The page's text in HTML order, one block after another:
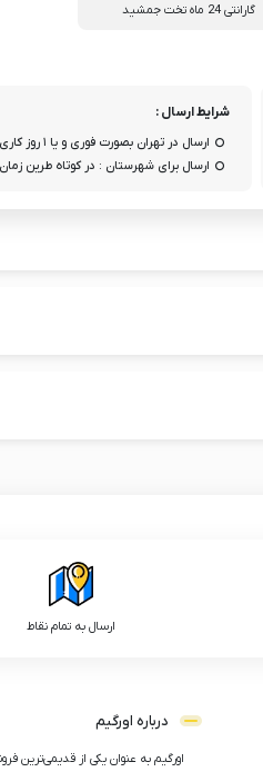
گارانتی 24 ماه تخت جمشید
شرایط ارسال :
ارسال در تهران بصورت فوری و یا ۱ روز کاری
ارسال برای شهرستان : در کوتاه طرین
ارسال به تمام نقاط
درباره اورگیم